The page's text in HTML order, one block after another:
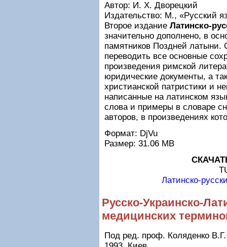
Автор: И. X. Дворецкий
Издательство: М., «Русский
Второе издание Латинско-
значительно дополнено, в
памятников Поздней латыни.
переводить все основные
произведения римской
юридические документы, а
христианской патристики и
написанные на латинском
слова и примеры в словаре
авторов, в произведениях
Формат: DjVu
Размер: 31.06 MB
Латинско-
Русско-Украинско-
медицинских
Под ред. проф. Коляденко